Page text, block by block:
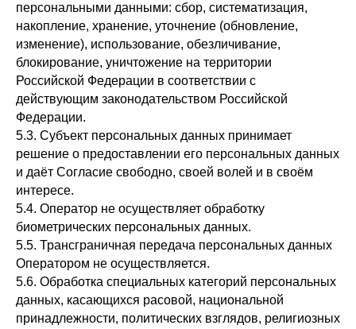
персональными данными: сбор, систематизация,
накопление, хранение, уточнение (обновление,
изменение), использование, обезличивание,
блокирование, уничтожение на территории
Российской Федерации в соответствии с
действующим законодательством Российской
Федерации.
5.3. Субъект персональных данных принимает
решение о предоставлении его персональных данных
и даёт Согласие свободно, своей волей и в своём
интересе.
5.4. Оператор не осуществляет обработку
биометрических персональных данных.
5.5. Трансграничная передача персональных данных
Оператором не осуществляется.
5.6. Обработка специальных категорий персональных
данных, касающихся расовой, национальной
принадлежности, политических взглядов, религиозных